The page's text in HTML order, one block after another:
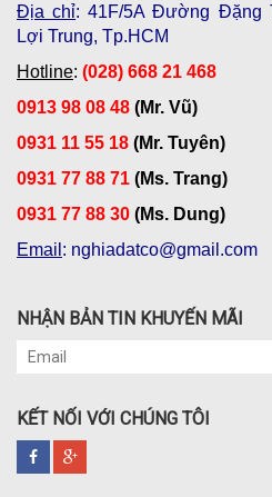
Địa chỉ: 41F/5A Đường Đặng
Lợi Trung, Tp.HCM
Hotline: (028) 668 21 468
0913 98 08 48 (Mr. Vũ)
0931 11 55 18 (Mr. Tuyên)
0931 77 88 71 (Ms. Trang)
0931 77 88 30 (Ms. Dung)
Email : nghiadatco@gmail.com
NHẬN BẢN TIN KHUYẾN MÃI
KẾT NỐI VỚI CHÚNG TÔI